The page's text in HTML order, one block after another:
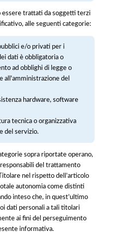
essere trattati da soggetti terzi
alle seguenti categorie:
e/o privati per i
dati è obbligatoria o
ad obblighi di legge o
all'amministrazione del
hardware, software
tecnica o organizzativa
del servizio.
sopra riportate operano,
del trattamento
nel rispetto dell’articolo
autonomia come distinti
inteso che, in quest’ultimo
dati personali a tali titolari
ai fini del perseguimento
informativa.